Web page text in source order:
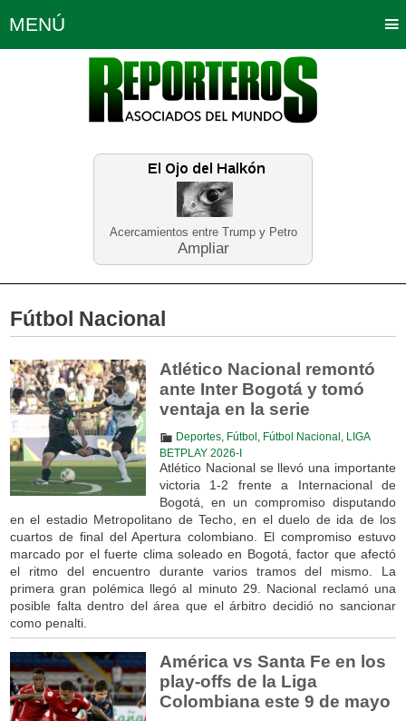
Acercamientos entre Trump y Petro
Ampliar
MENÚ
Política Opinión Bogotá
Planeta Tierra Deportes
Educación Neira
Fútbol Nacional
Atlético Nacional remontó
ante Inter Bogotá y tomó
ventaja en la serie
Deportes, Fútbol Fútbol Nacional
LIGA
BETPLAY 2026-I
Atlético Nacional se llevó una importante
victoria 1-2 frente a Internacional de
Bogotá, en un compromiso disputando
en el estadio Metropolitano de Techo, en el duelo de ida de los
cuartos de final del Apertura colombiano. El compromiso estuvo
marcado por el fuerte clima soleado en Bogotá, factor que afectó
el ritmo del encuentro durante varios tramos del mismo. La
primera gran polémica llegó al minuto 29. Nacional reclamó una
posible falta dentro del área que el árbitro decidió no sancionar
como penalti.
América vs Santa Fe en los
play-offs de la Liga
Colombiana este 9 de mayo